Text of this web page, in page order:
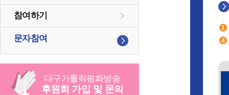
참여하기
문자참여
대구가톨릭평화방송
후원회 가입 및 문의